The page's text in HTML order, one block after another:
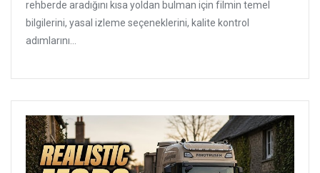
rehberde aradığını kısa yoldan bulman için filmin temel
bilgilerini, yasal izleme seçeneklerini, kalite kontrol
adımlarını...